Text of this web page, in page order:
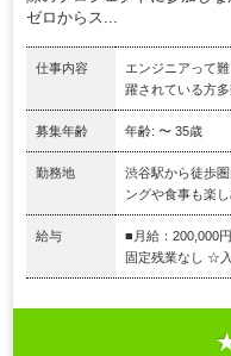
ゼロからス...
仕事内容
エンジニアって
躍されている方多
募集年齢 年齢: 〜 35歳
勤務地
渋谷駅から徒歩
ングや食事も楽
給与
■月給：200,000
固定残業なし ☆